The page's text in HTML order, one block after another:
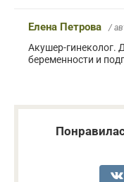
Елена Петрова /
Акушер-гинеколог.
беременности и